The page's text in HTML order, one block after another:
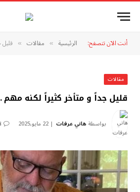
أنت الآن تتصفح: الرئيسية » مقالات » قليل
مقالات
قليل جداً و متأخر كثيراً لكنه
بواسطة هاني عرفات 22 مايو,2025